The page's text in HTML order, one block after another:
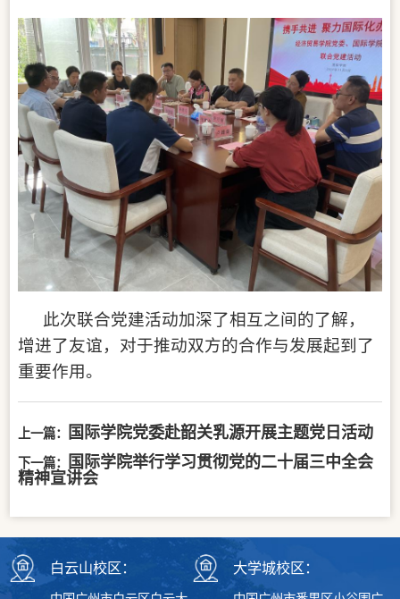
此次联合党建活动加深了相互之间的了解，
增进了友谊，对于推动双方的合作与发展起到了
重要作用。
上一篇： 国际学院党委赴韶关乳源开展主题党日活动
下一篇：
国际学院举行学习贯彻党的二十届三中全会
精神宣讲会
白云山校区： 大学城校区：